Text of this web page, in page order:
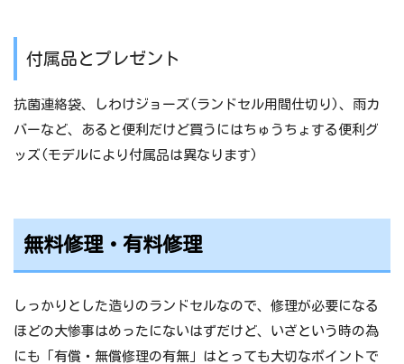
付属品とプレゼント
抗菌連絡袋、しわけジョーズ(ランドセル用間仕切り)、雨カ
バーなど、あると便利だけど買うにはちゅうちょする便利グ
ッズ(モデルにより付属品は異なります)
無料修理・有料修理
しっかりとした造りのランドセルなので、修理が必要になる
ほどの大惨事はめったにないはずだけど、いざという時の為
にも「有償・無償修理の有無」はとっても大切なポイントで